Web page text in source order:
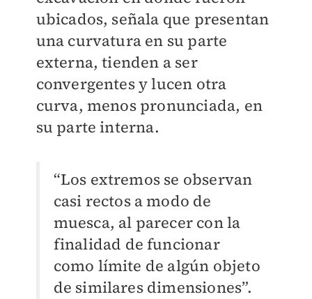
ubicados, señala que presentan
una curvatura en su parte
externa, tienden a ser
convergentes y lucen otra
curva, menos pronunciada, en
su parte interna.
“Los extremos se observan
casi rectos a modo de
muesca, al parecer con la
finalidad de funcionar
como límite de algún objeto
de similares dimensiones”.